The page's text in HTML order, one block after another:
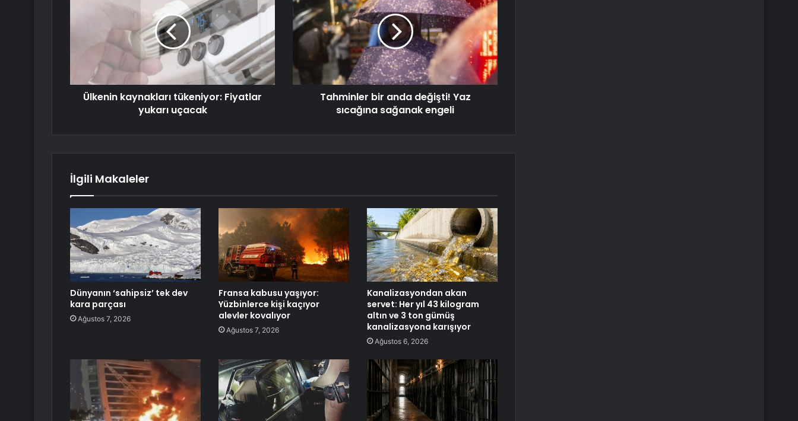
Ülkenin kaynakları tükeniyor: Fiyatlar
yukarı uçacak
Tahminler bir anda değişti! Yaz
sıcağına sağanak engeli
İlgili Makaleler
Dünyanın ‘sahipsiz’ tek dev
kara parçası
Ağustos 7, 2026
Fransa kabusu yaşıyor:
Yüzbinlerce kişi kaçıyor
alevler kovalıyor
Ağustos 7, 2026
Kanalizasyondan akan
servet: Her yıl 43 kilogram
altın ve 3 ton gümüş
kanalizasyona karışıyor
Ağustos 6, 2026